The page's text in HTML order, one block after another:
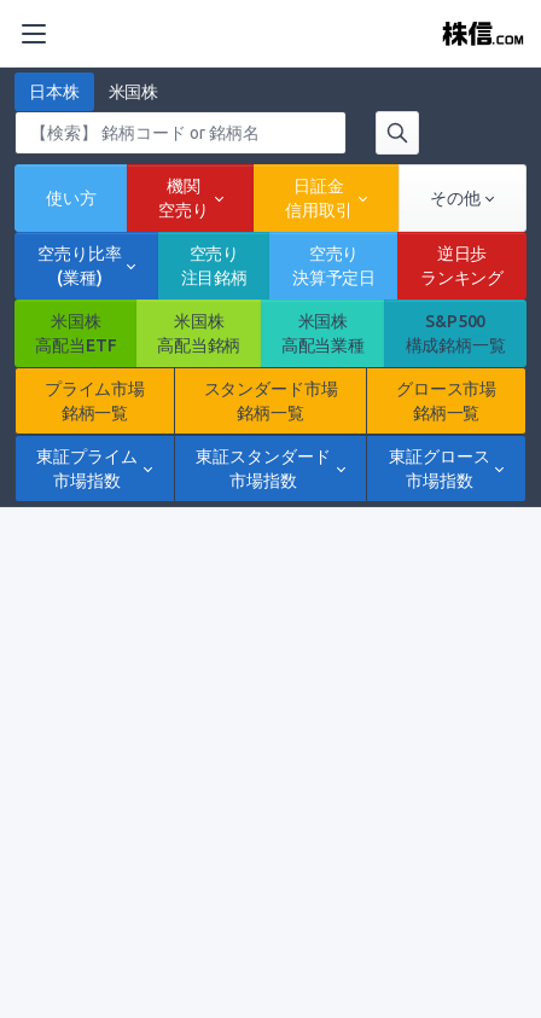
日本株 米国株
使い方
機関
空売り
日証金
信用取引
その他
空売り比率
(業種)
空売り
注目銘柄
空売り
決算予定日
逆日歩
ランキング
米国株
高配当ETF
米国株
高配当銘柄
米国株
高配当業種
S&P500
構成銘柄一覧
プライム市場
銘柄一覧
スタンダード市場
銘柄一覧
グロース市場
銘柄一覧
東証プライム
市場指数
東証スタンダード
市場指数
東証グロース
市場指数